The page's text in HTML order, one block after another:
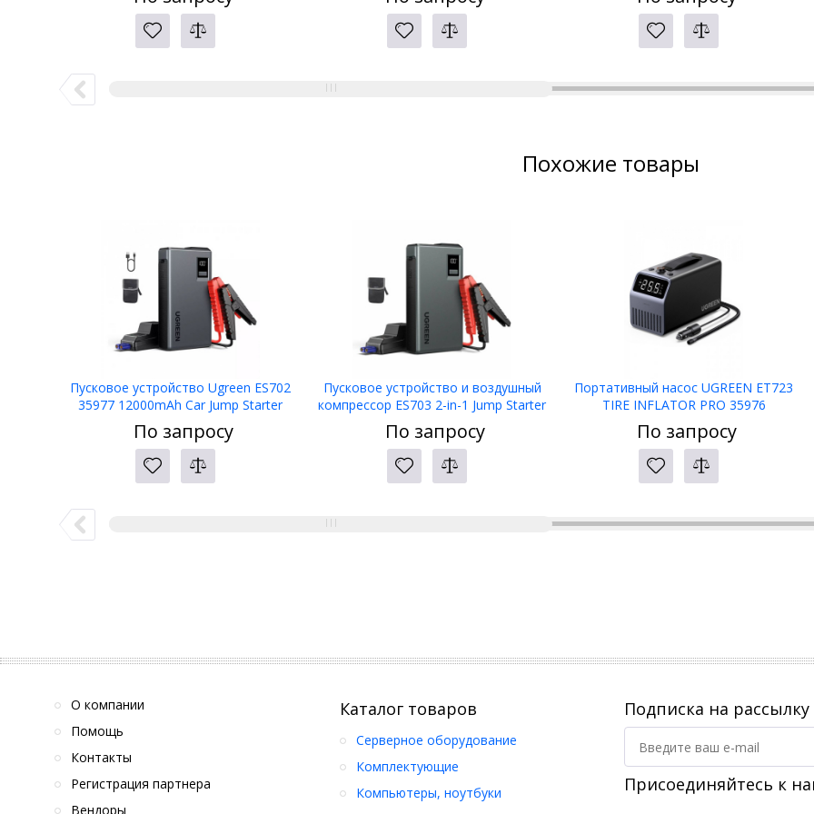
Похожие товары
Пусковое устройство Ugreen ES702
35977 12000mAh Car Jump Starter
По запросу
Пусковое устройство и воздушный
компрессор ES703 2-in-1 Jump Starter
amp; Air Compressor UGREEN
По запросу
Портативный насос UGREEN ET723
TIRE INFLATOR PRO 35976
По запросу
О компании
Помощь
Контакты
Регистрация партнера
Вендоры
Каталог товаров
Серверное оборудование
Комплектующие
Компьютеры, ноутбуки
Подписка на рассылку
Присоединяйтесь к